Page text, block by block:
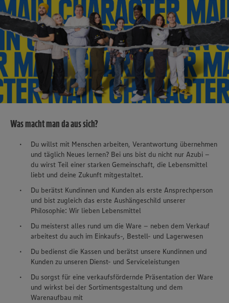
Was macht man da aus sich?
Du willst mit Menschen arbeiten, Verantwortung übernehmen
und täglich Neues lernen? Bei uns bist du nicht nur Azubi –
du wirst Teil einer starken Gemeinschaft, die Lebensmittel
liebt und deine Zukunft mitgestaltet.
Du berätst Kundinnen und Kunden als erste Ansprechperson
und bist zugleich das erste Aushängeschild unserer
Philosophie: Wir lieben Lebensmittel
Du meisterst alles rund um die Ware – neben dem Verkauf
arbeitest du auch im Einkaufs-, Bestell- und Lagerwesen
Du bedienst die Kassen und berätst unsere Kundinnen und
Kunden zu unseren Dienst- und Serviceleistungen
Du sorgst für eine verkaufsfördernde Präsentation der Ware
und wirkst bei der Sortimentsgestaltung und dem
Warenaufbau mit